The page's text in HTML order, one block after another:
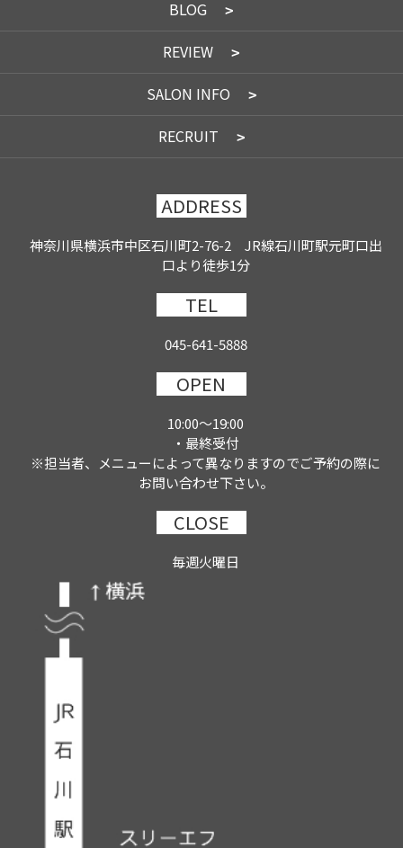
BLOG
REVIEW
SALON INFO
RECRUIT
ADDRESS
神奈川県横浜市中区石川町2-76-2 JR線石川町駅元町口出
口より徒歩1分
TEL
045-641-5888
OPEN
10:00～19:00
・最終受付
※担当者、メニューによって異なりますのでご予約の際に
お問い合わせ下さい。
CLOSE
毎週火曜日